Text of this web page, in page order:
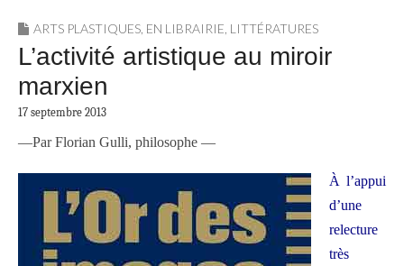
ARTS PLASTIQUES, EN LIBRAIRIE, LITTÉRATURES
L’activité artistique au miroir
marxien
17 septembre 2013
—Par Florian Gulli, philosophe —
À l’appui
d’une
relecture
très